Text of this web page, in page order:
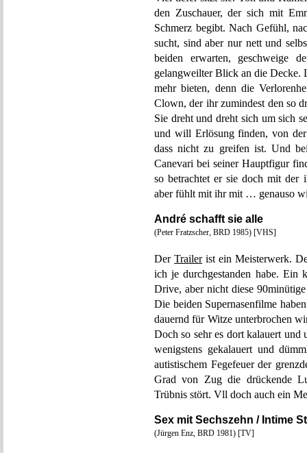
den Zuschauer, der sich mit
Schmerz begibt. Nach Gefühl,
sucht, sind aber nur nett und
beiden erwarten, geschweige
gelangweilter Blick an die Decke.
mehr bieten, denn die
Clown, der ihr zumindest den so
Sie dreht und dreht sich um sich
und will Erlösung finden, von
dass nicht zu greifen ist. Und
Canevari bei seiner Hauptfigur
so betrachtet er sie doch mit der
aber fühlt mit ihr mit … genauso
André schafft sie alle
(Peter Fratzscher, BRD 1985) [VHS]
DerTrailerist ein Meisterwerk.
ich je durchgestanden habe. Ein
Drive, aber nicht diese
Die beiden Supernasenfilme
dauernd für Witze unterbrochen
Doch so sehr es dort kalauert
wenigstens gekalauert und
autistischem Fegefeuer der
Grad von Zug die drückende
Trübnis stört. Vll doch auch ein
Sex mit Sechszehn / Intime
(Jürgen Enz, BRD 1981) [TV]